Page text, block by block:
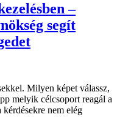
–
segít
Milyen képet válassz,
melyik célcsoport reagál a
nem elég